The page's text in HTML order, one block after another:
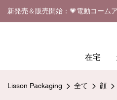
新発売＆販売開始：💗電動コーム
在宅
Lisson Packaging 全て 顔